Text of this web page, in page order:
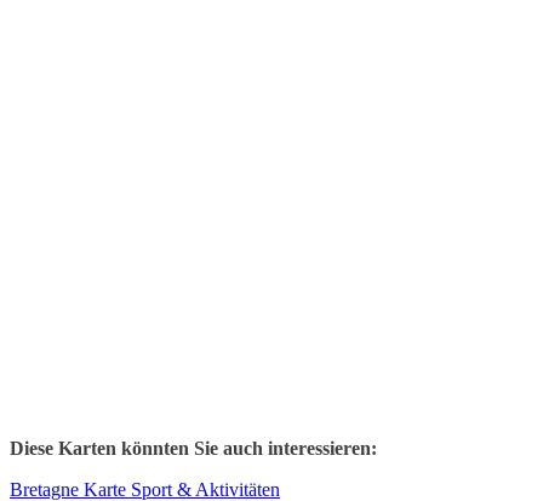
Diese Karten könnten Sie auch interessieren:
Bretagne Karte Sport & Aktivitäten